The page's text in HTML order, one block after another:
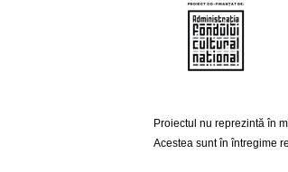
Proiectul nu reprezintă în
Acestea sunt în întregime